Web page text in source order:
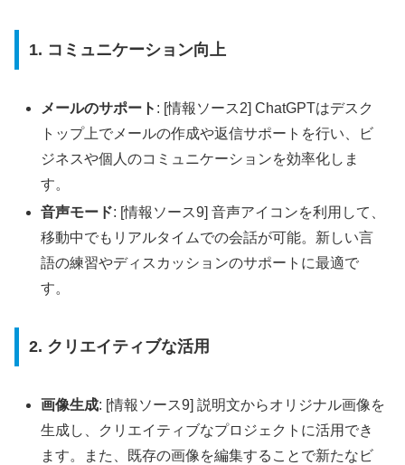
1. コミュニケーション向上
メールのサポート : [情報ソース2] ChatGPTはデスク
トップ上でメールの作成や返信サポートを行い、ビ
ジネスや個人のコミュニケーションを効率化しま
す。
音声モード: [情報ソース9] 音声アイコンを利用して、
移動中でもリアルタイムでの会話が可能。新しい言
語の練習やディスカッションのサポートに最適で
す。
2. クリエイティブな活用
画像生成: [情報ソース9] 説明文からオリジナル画像を
生成し、クリエイティブなプロジェクトに活用でき
ます。また、既存の画像を編集することで新たなビ